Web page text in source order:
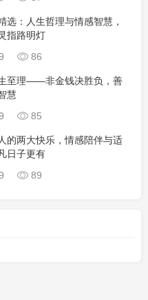
选：人生哲理与情感智慧，
指路明灯
86
至理——非金钱决胜负，善
慧
85
的两大快乐，情感陪伴与适
日子更有
89